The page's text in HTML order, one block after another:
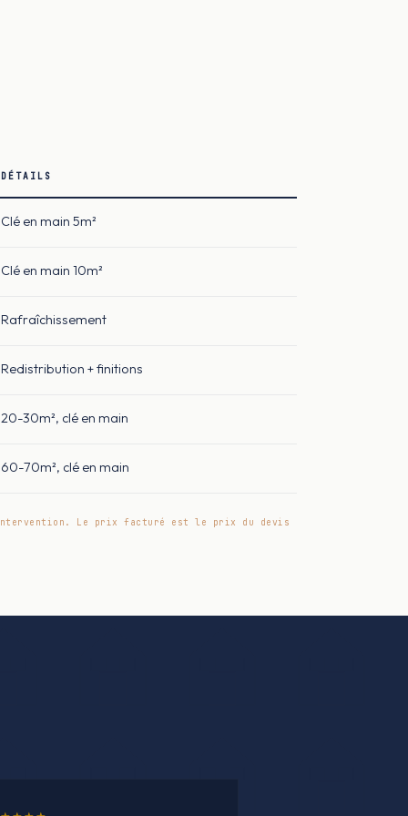
DÉTAILS
Clé en main 5m²
Clé en main 10m²
Rafraîchissement
Redistribution + finitions
20-30m², clé en main
60-70m², clé en main
Le prix facturé est le prix du devis